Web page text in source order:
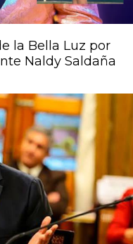
la Bella Luz por
Naldy Saldaña